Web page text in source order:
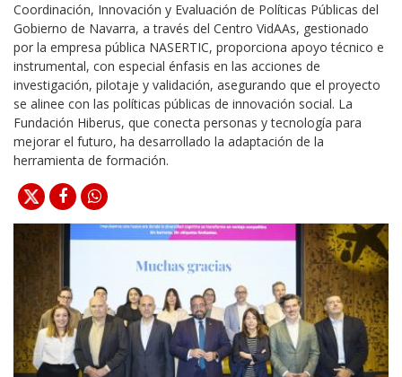
Coordinación, Innovación y Evaluación de Políticas Públicas del
Gobierno de Navarra, a través del Centro VidAAs, gestionado
por la empresa pública NASERTIC, proporciona apoyo técnico e
instrumental, con especial énfasis en las acciones de
investigación, pilotaje y validación, asegurando que el proyecto
se alinee con las políticas públicas de innovación social. La
Fundación Hiberus, que conecta personas y tecnología para
mejorar el futuro, ha desarrollado la adaptación de la
herramienta de formación.